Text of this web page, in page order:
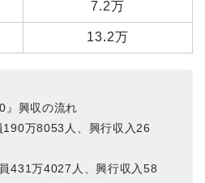
7.2万
13.2万
』興収の流れ
万8053人、興行収入26
431万4027人、興行収入58